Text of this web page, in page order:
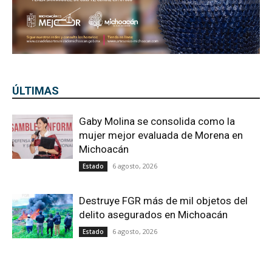
ÚLTIMAS
Gaby Molina se consolida como la
mujer mejor evaluada de Morena en
Michoacán
Estado 6 agosto, 2026
Destruye FGR más de mil objetos del
delito asegurados en Michoacán
Estado 6 agosto, 2026